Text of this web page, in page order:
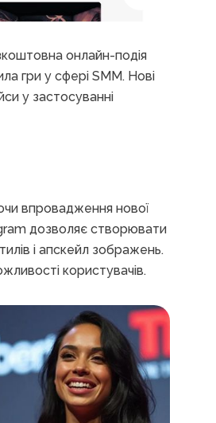
онлайн-подія
гри у сфері SMM. Нові
у застосуванні
впровадження нової
дозволяє створювати
і апскейл зображень.
користувачів.